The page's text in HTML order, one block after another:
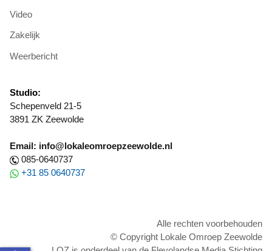
Video
Zakelijk
Weerbericht
Studio:
Schepenveld 21-5
3891 ZK Zeewolde
Email: info@lokaleomroepzeewolde.nl
085-0640737
+31 85 0640737
Alle rechten voorbehouden
© Copyright Lokale Omroep Zeewolde